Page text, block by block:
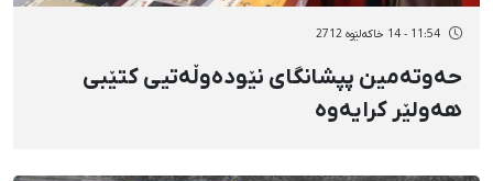
11:54 - 14 خاکەلێوه 2712
حەوتەمین پپشانگای نێودەوڵەتیی كتێبی
هەولێر كرایەوە